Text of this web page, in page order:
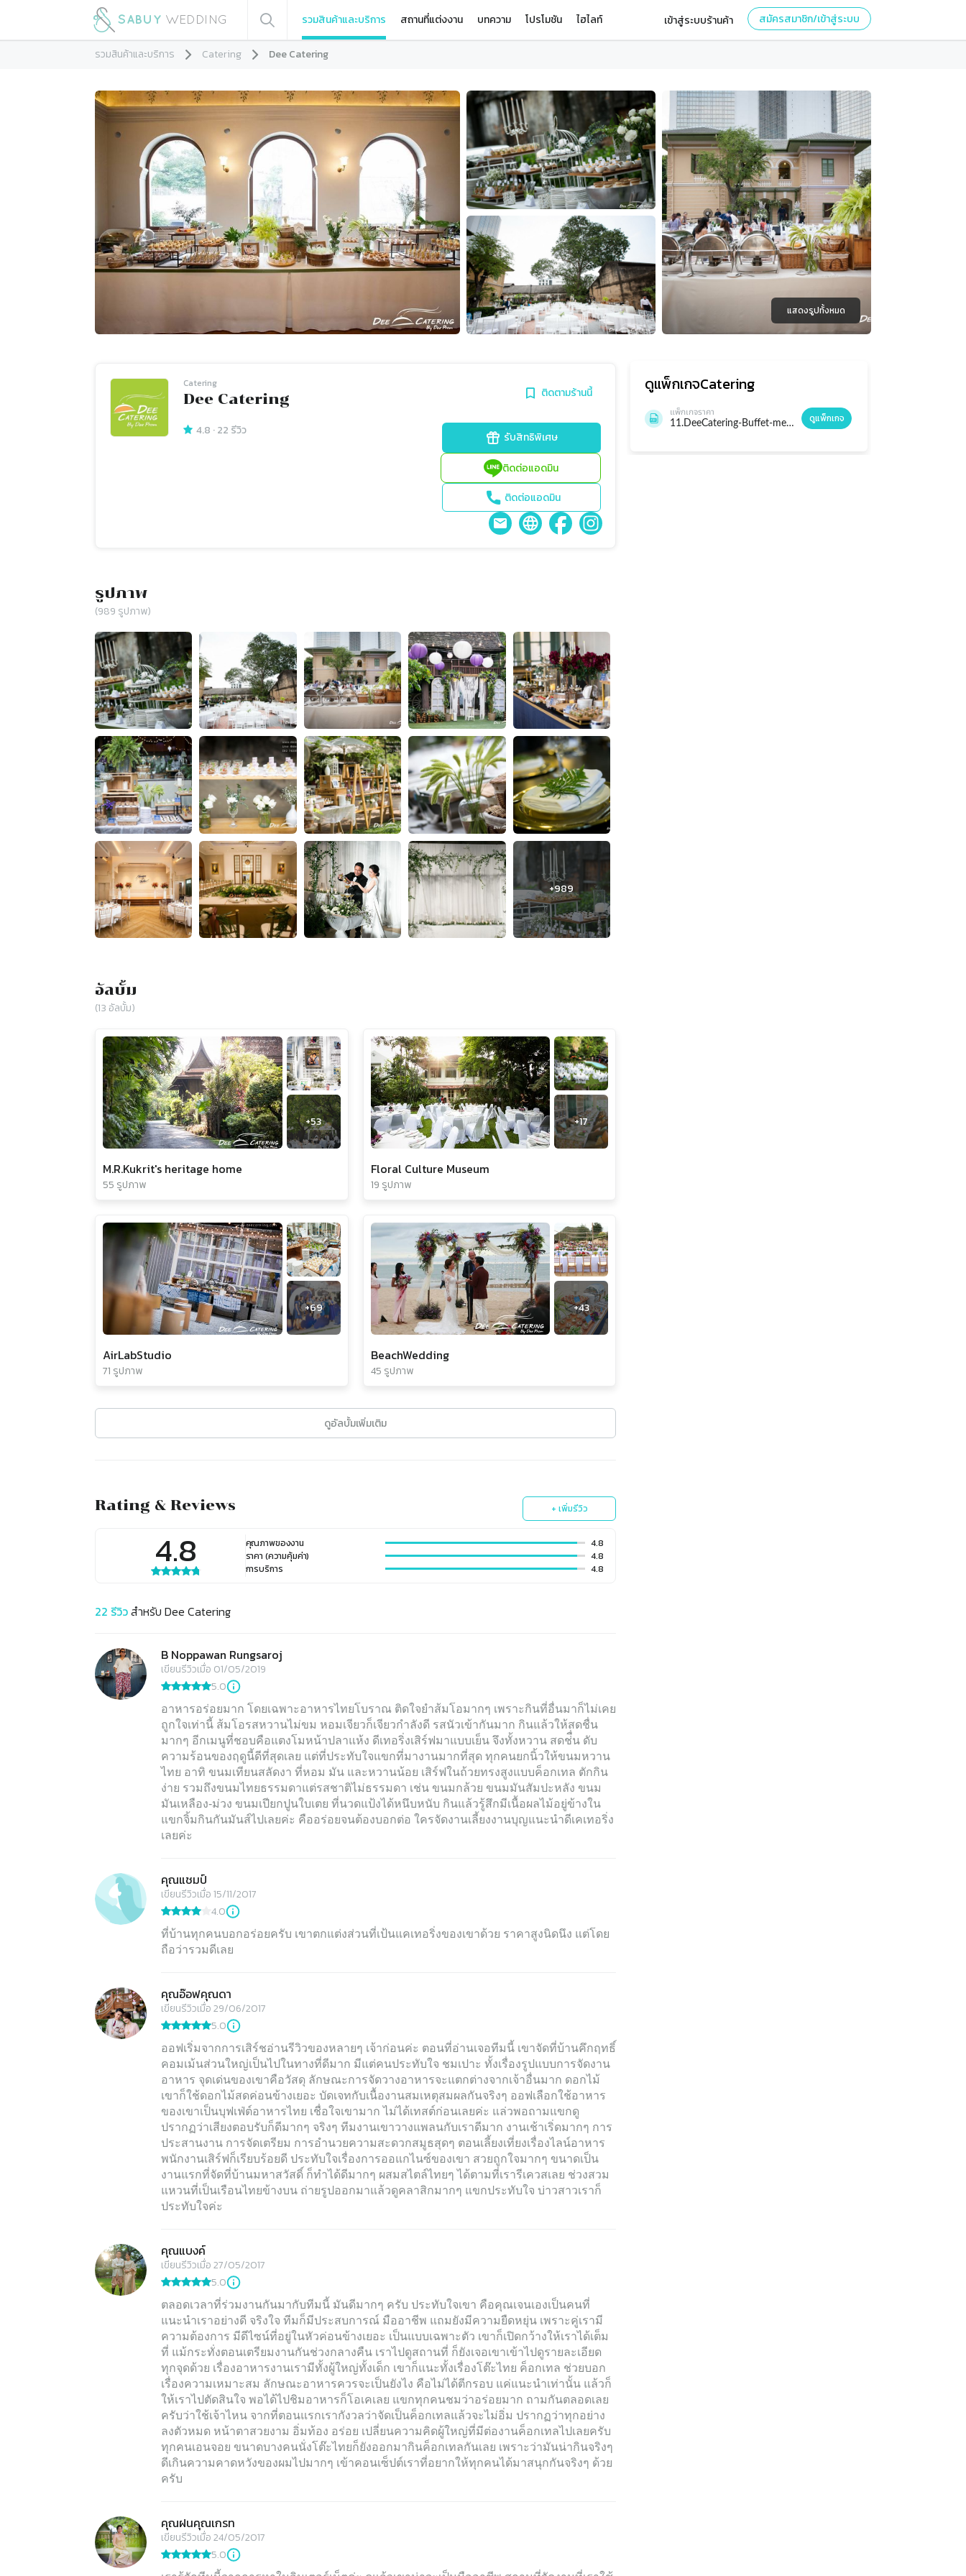
รวมสินค้าและบริการ สถานที่แต่งงาน บทความ โปรโมชัน ไฮไลท์ เข้าสู่ระบบร้านค้า สมัครสมาชิก/เข้าสู่ระบบ
รวมสินค้าและบริการ Catering Dee Catering
แสดงรูปทั้งหมด
Catering
Dee Catering ติดตามร้านนี้
4.8 ·22 รีวิว รับสิทธิพิเศษ
ติดต่อแอดมิน
ติดต่อแอดมิน
รูปภาพ
(989 รูปภาพ)
อัลบั้ม
(13 อัลบั้ม)
+53
M.R.Kukrit's heritage home
55 รูปภาพ
+17
Floral Culture Museum
19 รูปภาพ
+69
AirLabStudio
71 รูปภาพ
+43
BeachWedding
45 รูปภาพ
ดูอัลบั้มเพิ่มเติม
Rating & Reviews + เพิ่มรีวิว
4.8 คุณภาพของงาน
4.8
ราคา (ความคุ้มค่า)
4.8
การบริการ
4.8
22 รีวิวสำหรับ Dee Catering
B Noppawan Rungsaroj
เขียนรีวิวเมื่อ 01/05/2019
5.0
อาหารอร่อยมาก โดยเฉพาะอาหารไทยโบราณ ติดใจยำส้มโอมากๆ เพราะกินที่อื่นมาก็ไม่เคย
ถูกใจเท่านี้ ส้มโอรสหวานไม่ขม หอมเจียวก็เจียวกำลังดี รสนัวเข้ากันมาก กินแล้วให้สดชื่น
มากๆ อีกเมนูที่ชอบคือแตงโมหน้าปลาแห้ง ดีเทอริ่งเสิร์ฟมาแบบเย็น จึงทั้งหวาน สดช่ื่น ดับ
ความร้อนของฤดูนี้ดีที่สุดเลย แต่ที่ประทับใจแขกที่มางานมากที่สุด ทุกคนยกนิ้วให้ขนมหวาน
ไทย อาทิ ขนมเทียนสลัดงา ที่หอม มัน และหวานน้อย เสิร์ฟในถ้วยทรงสูงแบบค็อกเทล ตักกิน
ง่าย รวมถึงขนมไทยธรรมดาแต่รสชาติไม่ธรรมดา เช่น ขนมกล้วย ขนมมันสัมปะหลัง ขนม
มันเหลือง-ม่วง ขนมเปียกปูนใบเตย ที่นวดแป้งได้หนึบหนับ กินแล้วรู้สึกมีเนื้อผลไม้อยู่ข้างใน
แขกจิ้มกินกันมันส์ไปเลยค่ะ คืออร่อยจนต้องบอกต่อ ใครจัดงานเลี้ยงงานบุญแนะนำดีเคเทอริ่ง
เลยค่ะ
คุณแชมป์
เขียนรีวิวเมื่อ 15/11/2017
4.0
ที่บ้านทุกคนบอกอร่อยครับ เขาตกแต่งส่วนที่เป้นแคเทอริ่งของเขาด้วย ราคาสูงนิดนึง แต่โดย
คุณอ๊อฟคุณดา
เขียนรีวิวเมื่อ 29/06/2017
5.0
ออฟเริ่มจากการเสิร์ชอ่านรีวิวของหลายๆ เจ้าก่อนค่ะ ตอนที่อ่านเจอทีมนี้ เขาจัดที่บ้านคึกฤทธิ์
คอมเม้นส่วนใหญ่เป็นไปในทางที่ดีมาก มีแต่คนประทับใจ ชมเปาะ ทั้งเรื่องรูปแบบการจัดงาน
อาหาร จุดเด่นของเขาคือวัสดุ ลักษณะการจัดวางอาหารจะแตกต่างจากเจ้าอื่นมาก ดอกไม้
เขาก็ใช้ดอกไม้สดค่อนข้างเยอะ บัดเจทกับเนื้องานสมเหตุสมผลกันจริงๆ ออฟเลือกใช้อาหาร
ของเขาเป็นบุฟเฟ่ต์อาหารไทย เชื่อใจเขามาก ไม่ได้เทสต์ก่อนเลยค่ะ แล่วพอถามแขกดู
ปรากฏว่าเสียงตอบรับก็ดีมากๆ จริงๆ ทีมงานเขาวางแพลนกับเราดีมาก งานเช้าเริ่ดมากๆ การ
ประสานงาน การจัดเตรียม การอำนวยความสะดวกสมูธสุดๆ ตอนเลี้ยงเที่ยงเรื่องไลน์อาหาร
พนักงานเสิร์ฟก็เรียบร้อยดี ประทับใจเรื่องการออแกไนซ์ของเขา สวยถูกใจมากๆ ขนาดเป็น
งานแรกที่จัดที่บ้านมหาสวัสดิ์ ก็ทำได้ดีมากๆ ผสมสไตล์ไทยๆ ได้ตามที่เรารีเควสเลย ช่วงสวม
แหวนที่เป็นเรือนไทยข้างบน ถ่ายรูปออกมาแล้วดูคลาสิกมากๆ แขกประทับใจ บ่าวสาวเราก็
ประทับใจค่ะ
คุณแบงค์
เขียนรีวิวเมื่อ 27/05/2017
5.0
ตลอดเวลาที่ร่วมงานกันมากับทีมนี้ มันดีมากๆ ครับ ประทับใจเขา คือคุณเจนเองเป็นคนที่
แนะนำเราอย่างดี จริงใจ ทีมก็มีประสบการณ์ มืออาชีพ แถมยังมีความยืดหยุ่น เพราะคู่เรามี
ความต้องการ มีดีไซน์ที่อยู่ในหัวค่อนข้างเยอะ เป็นแบบเฉพาะตัว เขาก็เปิดกว้างให้เราได้เต็ม
ที่ แม้กระทั่งตอนเตรียมงานกันช่วงกลางคืน เราไปดูสถานที่ ก็ยังเจอเขาเข้าไปดูรายละเอียด
ทุกจุดด้วย เรื่องอาหารงานเรามีทั้งผู้ใหญ่ทั้งเด็ก เขาก็แนะทั้งเรื่องโต๊ะไทย ค็อกเทล ช่วยบอก
เรื่องความเหมาะสม ลักษณะอาหารควรจะเป็นยังไง คือไม่ได้ตีกรอบ แค่แนะนำเท่านั้น แล้วก็
ให้เราไปตัดสินใจ พอได้ไปชิมอาหารก็โอเคเลย แขกทุกคนชมว่าอร่อยมาก ถามกันตลอดเลย
ครับว่าใช้เจ้าไหน จากที่ตอนแรกเรากังวลว่าจัดเป็นค็อกเทลแล้วจะไม่อิ่ม ปรากฏว่าทุกอย่าง
ลงตัวหมด หน้าตาสวยงาม อิ่มท้อง อร่อย เปลี่ยนความคิดผู้ใหญ่ที่มีต่องานค็อกเทลไปเลยครับ
ทุกคนเอนจอย ขนาดบางคนนั่งโต๊ะไทยก็ยังออกมากินค็อกเทลกันเลย เพราะว่ามันน่ากินจริงๆ
ดีเกินความคาดหวังของผมไปมากๆ เข้าคอนเซ็ปต์เราที่อยากให้ทุกคนได้มาสนุกกันจริงๆ ด้วย
ครับ
คุณฝนคุณเกรท
เขียนรีวิวเมื่อ 24/05/2017
5.0
ดูแพ็กเกจCatering
แพ็กเกจราคา
11.DeeCatering-Buffet-menu-2019.pdf ดูแพ็กเกจ